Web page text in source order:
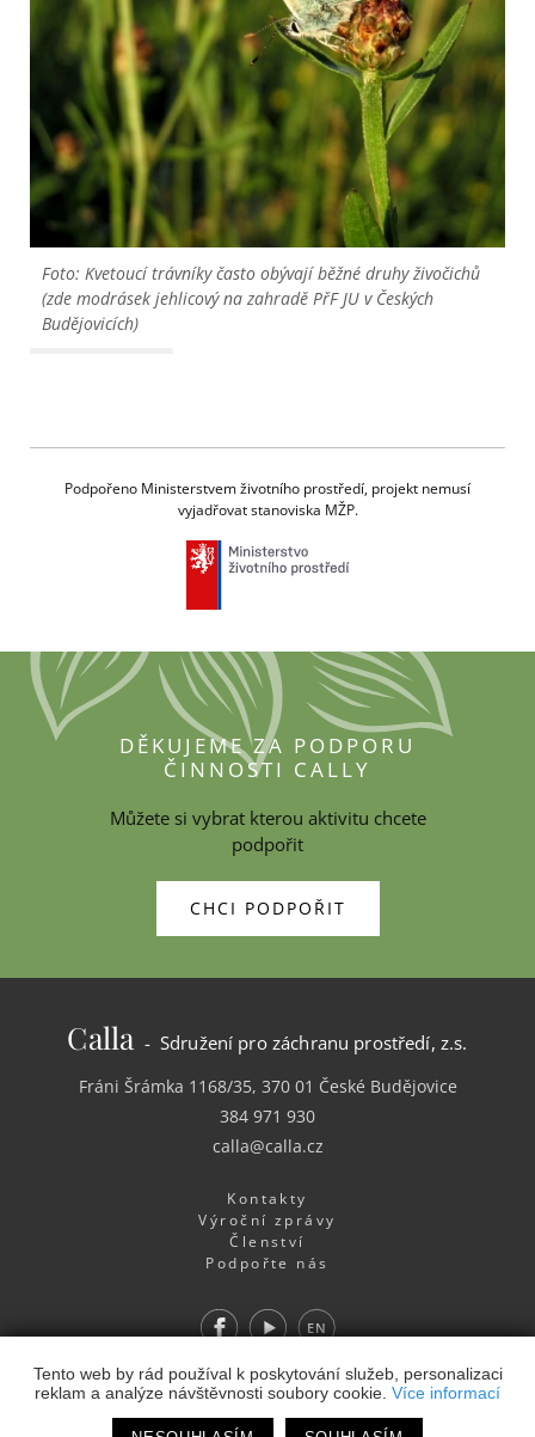
Tento web by rád používal k poskytování služeb, personalizaci
reklam a analýze návštěvnosti soubory cookie. Více informací
Foto: Kvetoucí trávníky často obývají běžné druhy živočichů
(zde modrásek jehlicový na zahradě PřF JU v Českých
Budějovicích)
Podpořeno Ministerstvem životního prostředí, projekt nemusí
vyjadřovat stanoviska MŽP.
DĚKUJEME ZA PODPORU
ČINNOSTI CALLY
Můžete si vybrat kterou aktivitu chcete
podpořit
CHCI PODPOŘIT
Calla - Sdružení pro záchranu prostředí, z.s.
Fráni Šrámka 1168/35, 370 01 České Budějovice
384 971 930
calla@calla.cz
Kontakty
Výroční zprávy
Členství
Podpořte nás
FacebookYoutube EN
Webdesign& Webhosting&publikační systém Toolkit-
Studio